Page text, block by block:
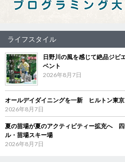
ライフスタイル
日野川の風を感じて絶品ジ
ベント
2026年8月7日
オールデイダイニングを一新 ヒルトン東
2026年8月7日
夏の苗場が夏のアクティビティー拡充へ
ル・苗場スキー場
2026年8月7日